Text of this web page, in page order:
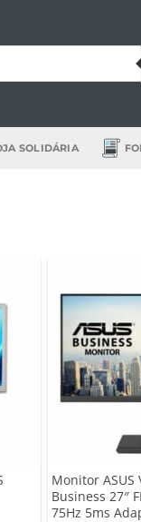
SOLIDÁRIA
Monitor ASUS
Business 27″
75Hz 5ms